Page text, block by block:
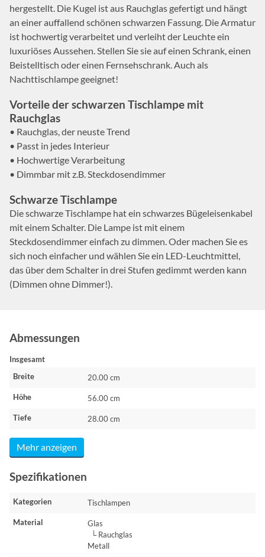
hergestellt. Die Kugel ist aus Rauchglas gefertigt und hängt
an einer auffallend schönen schwarzen Fassung. Die Armatur
ist hochwertig verarbeitet und verleiht der Leuchte ein
luxuriöses Aussehen. Stellen Sie sie auf einen Schrank, einen
Beistelltisch oder einen Fernsehschrank. Auch als
Nachttischlampe geeignet!
Vorteile der schwarzen Tischlampe mit
Rauchglas
• Rauchglas, der neuste Trend
• Passt in jedes Interieur
• Hochwertige Verarbeitung
• Dimmbar mit z.B. Steckdosendimmer
Schwarze Tischlampe
Die schwarze Tischlampe hat ein schwarzes Bügeleisenkabel
mit einem Schalter. Die Lampe ist mit einem
Steckdosendimmer einfach zu dimmen. Oder machen Sie es
sich noch einfacher und wählen Sie ein LED-Leuchtmittel,
das über dem Schalter in drei Stufen gedimmt werden kann
(Dimmen ohne Dimmer!).
Abmessungen
Insgesamt
Breite
20.00 cm
Höhe 56.00 cm
Tiefe 28.00 cm
Mehr anzeigen
Spezifikationen
Kategorien Tischlampen
Material
Glas
└ Rauchglas
Metall